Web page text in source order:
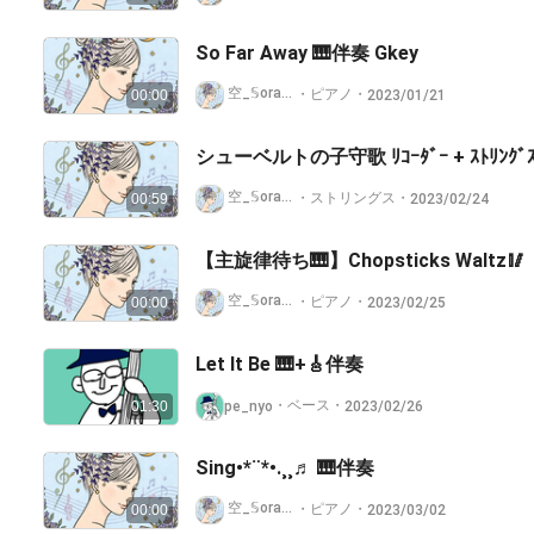
00:00
So Far Away 🎹伴奏 Gkey
空_𝕊ora⛅️ ꕥൢ🌱ꕥൢ🌱ꕥ᜴ᯭ᯦᜴ᯭ᯦
・ ピアノ ・ 2023/01/21
00:59
シューベルトの子守歌 ﾘｺｰﾀﾞｰ + ｽﾄﾘﾝｸﾞ
空_𝕊ora⛅️ ꕥൢ🌱ꕥൢ🌱ꕥ᜴ᯭ᯦᜴ᯭ᯦
・ ストリングス ・ 2023/02/24
00:00
【主旋律待ち🎹】Chopsticks Waltz🥢
空_𝕊ora⛅️ ꕥൢ🌱ꕥൢ🌱ꕥ᜴ᯭ᯦᜴ᯭ᯦
・ ピアノ ・ 2023/02/25
01:30
Let It Be 🎹+🎸伴奏
pe_nyo ・ ベース ・ 2023/02/26
00:00
Sing•*¨*•.¸¸♬︎ 🎹伴奏
空_𝕊ora⛅️ ꕥൢ🌱ꕥൢ🌱ꕥ᜴ᯭ᯦᜴ᯭ᯦
・ ピアノ ・ 2023/03/02